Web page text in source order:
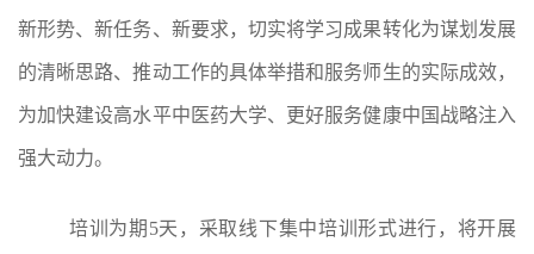
新形势、新任务、新要求，切实将学习成果转化为谋划发展
的清晰思路、推动工作的具体举措和服务师生的实际成效，
为加快建设高水平中医药大学、更好服务健康中国战略注入
强大动力。
培训为期5天，采取线下集中培训形式进行，将开展